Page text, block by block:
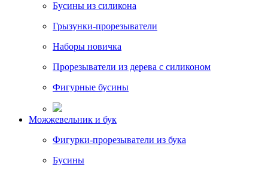
Бусины из силикона
Грызунки-прорезыватели
Наборы новичка
Прорезыватели из дерева с силиконом
Фигурные бусины
Можжевельник и бук
Фигурки-прорезыватели из бука
Бусины